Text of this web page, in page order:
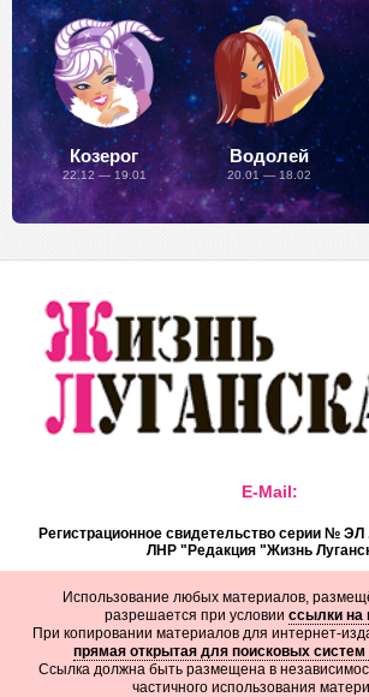
Козерог
22.12 — 19.01
Водолей
20.01 — 18.02
E-Mail:
Регистрационное свидетельство серии № ЭЛ
ЛНР "Редакция "Жизнь
Использование любых материалов,
разрешается при условии ссылки на
При копировании материалов для интернет-
прямая открытая для поисковых систем
Ссылка должна быть размещена в
частичного использования